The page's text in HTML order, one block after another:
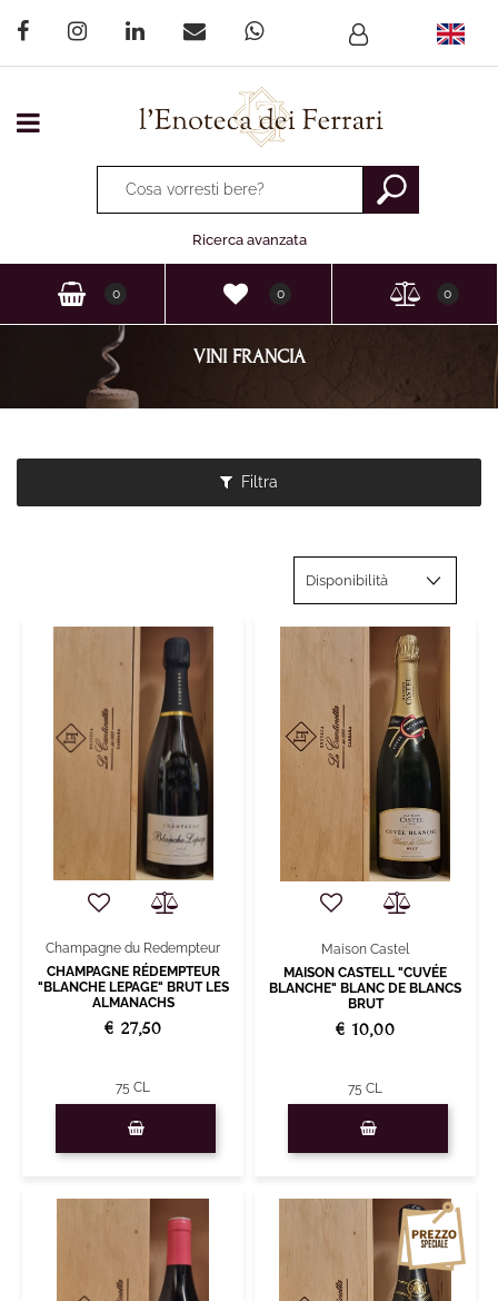
Open menu
La modifica di un filtro aggiorna automaticamente gli
Ricerca avanzata
0 0 0
VINI FRANCIA
Filtra
Champagne du Redempteur
CHAMPAGNE RÉDEMPTEUR
"BLANCHE LEPAGE" BRUT LES
ALMANACHS
€ 27,50
75 CL
Maison Castel
MAISON CASTELL "CUVÉE
BLANCHE" BLANC DE BLANCS
BRUT
€ 10,00
75 CL